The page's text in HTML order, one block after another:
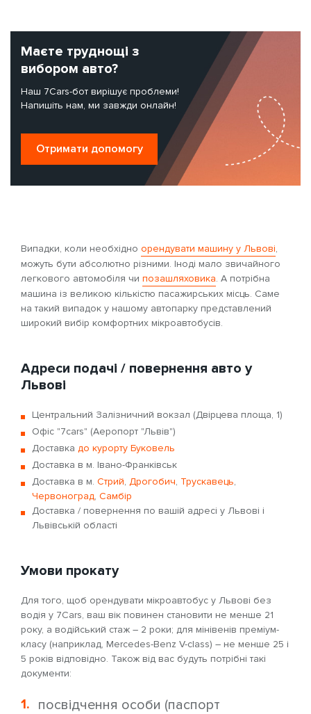
Маєте труднощі з
вибором авто?
Наш 7Cars-бот вирішує проблеми!
Напишіть нам, ми завжди онлайн!
Отримати допомогу
Випадки, коли необхідно орендувати машину у Львові,
можуть бути абсолютно різними. Іноді мало звичайного
легкового автомобіля чи позашляховика. А потрібна
машина із великою кількістю пасажирських місць. Саме
на такий випадок у нашому автопарку представлений
широкий вибір комфортних мікроавтобусів.
Адреси подачі / повернення авто у
Львові
Центральний Залізничний вокзал (Двірцева площа, 1)
Офіс "7cars" (Аеропорт "Львів")
Доставка до курорту Буковель
Доставка в м. Івано-Франківськ
Доставка в м. Стрий, Дрогобич, Трускавець,
Червоноград, Самбір
Доставка / повернення по вашій адресі у Львові і
Львівській області
Умови прокату
Для того, щоб орендувати мікроавтобус у Львові без
водія у 7Cars, ваш вік повинен становити не менше 21
року, а водійський стаж – 2 роки; для мінівенів преміум-
класу (наприклад, Mercedes-Benz V-class) – не менше 25 і
5 років відповідно. Також від вас будуть потрібні такі
документи:
посвідчення особи (паспорт